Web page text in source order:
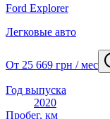
Ford Explorer
Легковые авто
От 25 669 грн / мес
Год выпуска
2020
Пробег, км